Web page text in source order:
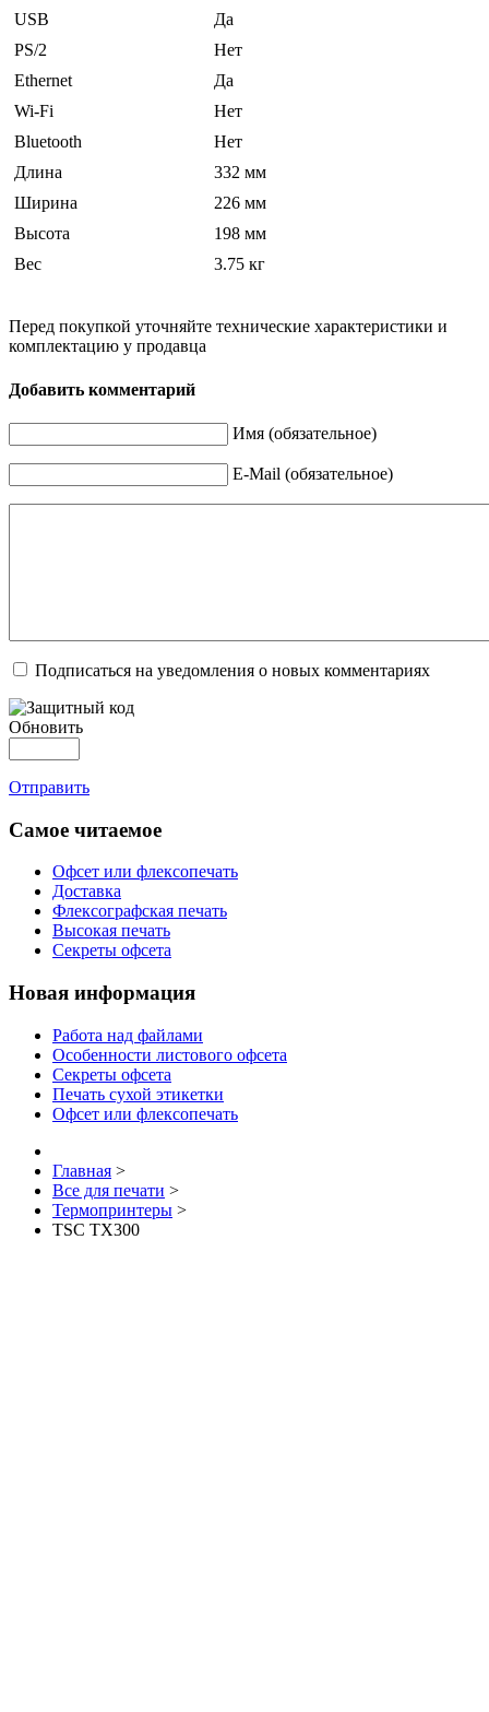
USB
Да
PS/2
Нет
Ethernet
Да
Wi-Fi
Нет
Bluetooth
Нет
Длина
332 мм
Ширина
226 мм
Высота
198 мм
Вес
3.75 кг
Перед покупкой уточняйте технические характеристики и
комплектацию у продавца
Добавить комментарий
Имя (обязательное)
E-Mail (обязательное)
Подписаться на уведомления о новых комментариях
Обновить
Отправить
Самое читаемое
Офсет или флексопечать
Доставка
Флексографская печать
Высокая печать
Секреты офсета
Новая информация
Работа над файлами
Особенности листового офсета
Секреты офсета
Печать сухой этикетки
Офсет или флексопечать
Главная >
Все для печати >
Термопринтеры >
TSC TX300